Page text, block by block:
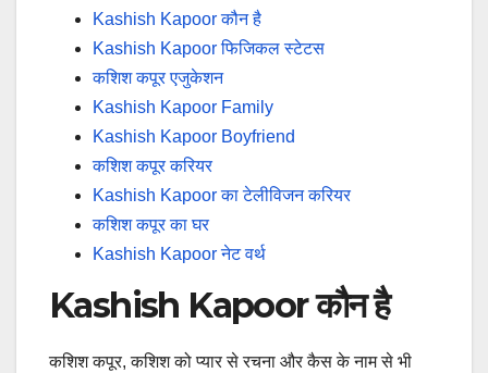
Kashish Kapoor कौन है
Kashish Kapoor फिजिकल स्टेटस
कशिश कपूर एजुकेशन
Kashish Kapoor Family
Kashish Kapoor Boyfriend
कशिश कपूर करियर
Kashish Kapoor का टेलीविजन करियर
कशिश कपूर का घर
Kashish Kapoor नेट वर्थ
Kashish Kapoor कौन है
कशिश कपूर, कशिश को प्यार से रचना और कैस के नाम से भी